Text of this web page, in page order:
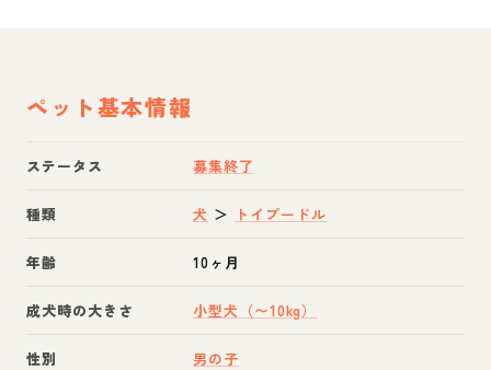
ペット基本情報
ステータス 募集終了
種類 犬 ＞ トイプードル
年齢 10ヶ月
成犬時の大きさ 小型犬（〜10kg）
性別 男の子